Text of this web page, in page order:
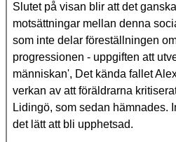
Slutet på visan blir att det
motsättningar mellan denna
som inte delar föreställningen
progressionen - uppgiften att
människan', Det kända fallet
verkan av att föräldrarna
Lidingö, som sedan hämnades.
det lätt att bli upphetsad.